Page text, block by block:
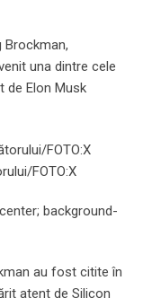
Brockman,
una dintre cele
de Elon Musk
FOTO:X
background-
au fost citite în
atent de Silicon